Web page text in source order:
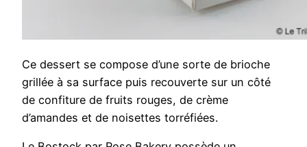
Ce dessert se compose d’une sorte de brioche
grillée à sa surface puis recouverte sur un côté
de confiture de fruits rouges, de crème
d’amandes et de noisettes torréfiées.